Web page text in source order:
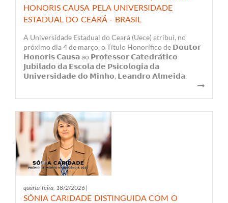
HONORIS CAUSA PELA UNIVERSIDADE
ESTADUAL DO CEARÁ - BRASIL
A Universidade Estadual do Ceará (Uece) atribui, no
próximo dia 4 de março, o Título Honorífico de 𝗗𝗼𝘂𝘁𝗼𝗿
𝗛𝗼𝗻𝗼𝗿𝗶𝘀 𝗖𝗮𝘂𝘀𝗮 ao 𝗣𝗿𝗼𝗳𝗲𝘀𝘀𝗼𝗿 𝗖𝗮𝘁𝗲𝗱𝗿𝗮́𝘁𝗶𝗰𝗼
𝗝𝘂𝗯𝗶𝗹𝗮𝗱𝗼 𝗱𝗮 𝗘𝘀𝗰𝗼𝗹𝗮 𝗱𝗲 𝗣𝘀𝗶𝗰𝗼𝗹𝗼𝗴𝗶𝗮 𝗱𝗮
𝗨𝗻𝗶𝘃𝗲𝗿𝘀𝗶𝗱𝗮𝗱𝗲 𝗱𝗼 𝗠𝗶𝗻𝗵𝗼, 𝗟𝗲𝗮𝗻𝗱𝗿𝗼 𝗔𝗹𝗺𝗲𝗶𝗱𝗮.
quarta-feira, 18/2/2026 |
SÓNIA CARIDADE DISTINGUIDA COM O